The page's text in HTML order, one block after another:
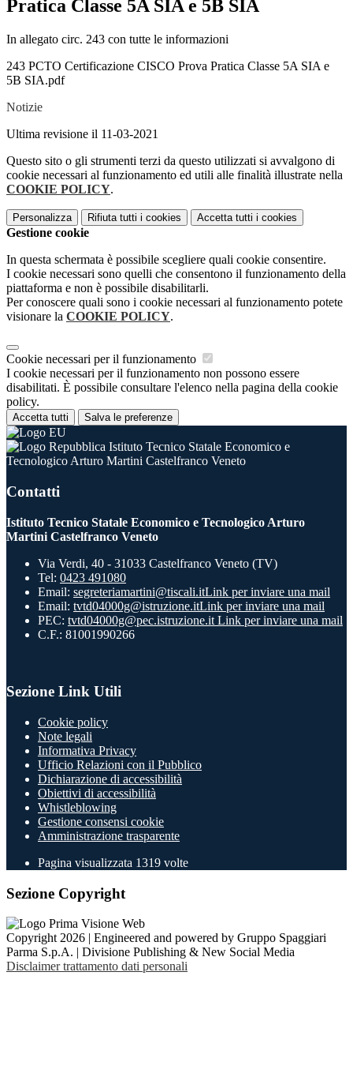
Pratica Classe 5A SIA e 5B SIA
In allegato circ. 243 con tutte le informazioni
243 PCTO Certificazione CISCO Prova Pratica Classe 5A SIA e
5B SIA.pdf
Notizie
Ultima revisione il 11-03-2021
Questo sito o gli strumenti terzi da questo utilizzati si avvalgono di
cookie necessari al funzionamento ed utili alle finalità illustrate nella
COOKIE POLICY.
Personalizza Rifiuta tutti i cookies Accetta tutti i cookies
Gestione cookie
In questa schermata è possibile scegliere quali cookie consentire.
I cookie necessari sono quelli che consentono il funzionamento della
piattaforma e non è possibile disabilitarli.
Per conoscere quali sono i cookie necessari al funzionamento potete
visionare la COOKIE POLICY.
Cookie necessari per il funzionamento
I cookie necessari per il funzionamento non possono essere
disabilitati. È possibile consultare l'elenco nella pagina della cookie
policy.
Accetta tutti Salva le preferenze
Istituto Tecnico Statale Economico e
Tecnologico Arturo Martini Castelfranco Veneto
Contatti
Istituto Tecnico Statale Economico e Tecnologico Arturo
Martini Castelfranco Veneto
Via Verdi, 40 - 31033 Castelfranco Veneto (TV)
Tel: 0423 491080
Email: segreteriamartini@tiscali.itLink per inviare una mail
Email: tvtd04000g@istruzione.itLink per inviare una mail
PEC: tvtd04000g@pec.istruzione.it Link per inviare una mail
C.F.: 81001990266
Sezione Link Utili
Cookie policy
Note legali
Informativa Privacy
Ufficio Relazioni con il Pubblico
Dichiarazione di accessibilità
Obiettivi di accessibilità
Whistleblowing
Gestione consensi cookie
Amministrazione trasparente
Pagina visualizzata 1319 volte
Sezione Copyright
Copyright 2026 | Engineered and powered by Gruppo Spaggiari
Parma S.p.A. | Divisione Publishing & New Social Media
Disclaimer trattamento dati personali